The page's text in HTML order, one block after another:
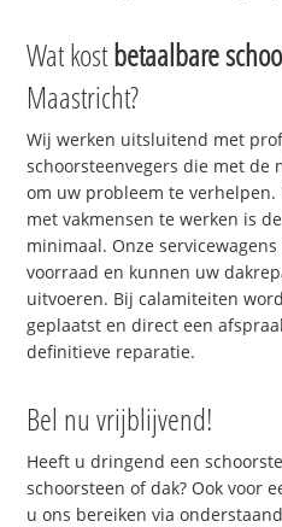
Wat kostbetaalbare
Maastricht?
Wij werken uitsluitend met
schoorsteenvegers die met de
om uw probleem te verhelpen.
met vakmensen te werken is
minimaal. Onze
voorraad en kunnen uw
uitvoeren. Bij calamiteiten
geplaatst en direct een
definitieve reparatie.
Bel nu vrijblijvend!
Heeft u dringend een
schoorsteen of dak? Ook voor
u ons bereiken via